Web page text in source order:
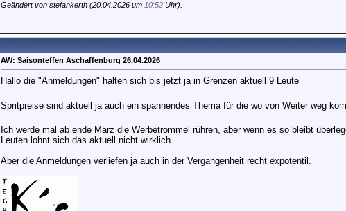
Geändert von stefankerth (20.04.2026 um 10:52 Uhr).
AW: Saisonteffen Aschaffenburg 26.04.2026
Hallo die "Anmeldungen" halten sich bis jetzt ja in Grenzen aktuell 9 Leute
Spritpreise sind aktuell ja auch ein spannendes Thema für die wo von Weiter weg
Ich werde mal ab ende März die Werbetrommel rühren, aber wenn es so bleibt
Leuten lohnt sich das aktuell nicht wirklich.
Aber die Anmeldungen verliefen ja auch in der Vergangenheit recht expotentil.